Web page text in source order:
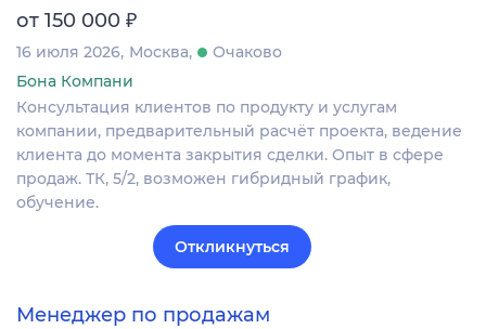
от 150 000 ₽
16 июля 2026 Москва
Очаково
Бона Компани
Консультация клиентов по продукту и услугам
компании, предварительный расчёт проекта, ведение
клиента до момента закрытия сделки. Опыт в сфере
продаж. ТК, 5/2, возможен гибридный график,
обучение.
Откликнуться
Менеджер по продажам